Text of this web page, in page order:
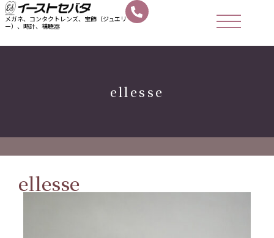
メガネ、コンタクトレンズ、宝飾（ジュエリ
ー）、時計、補聴器
ellesse
ellesse